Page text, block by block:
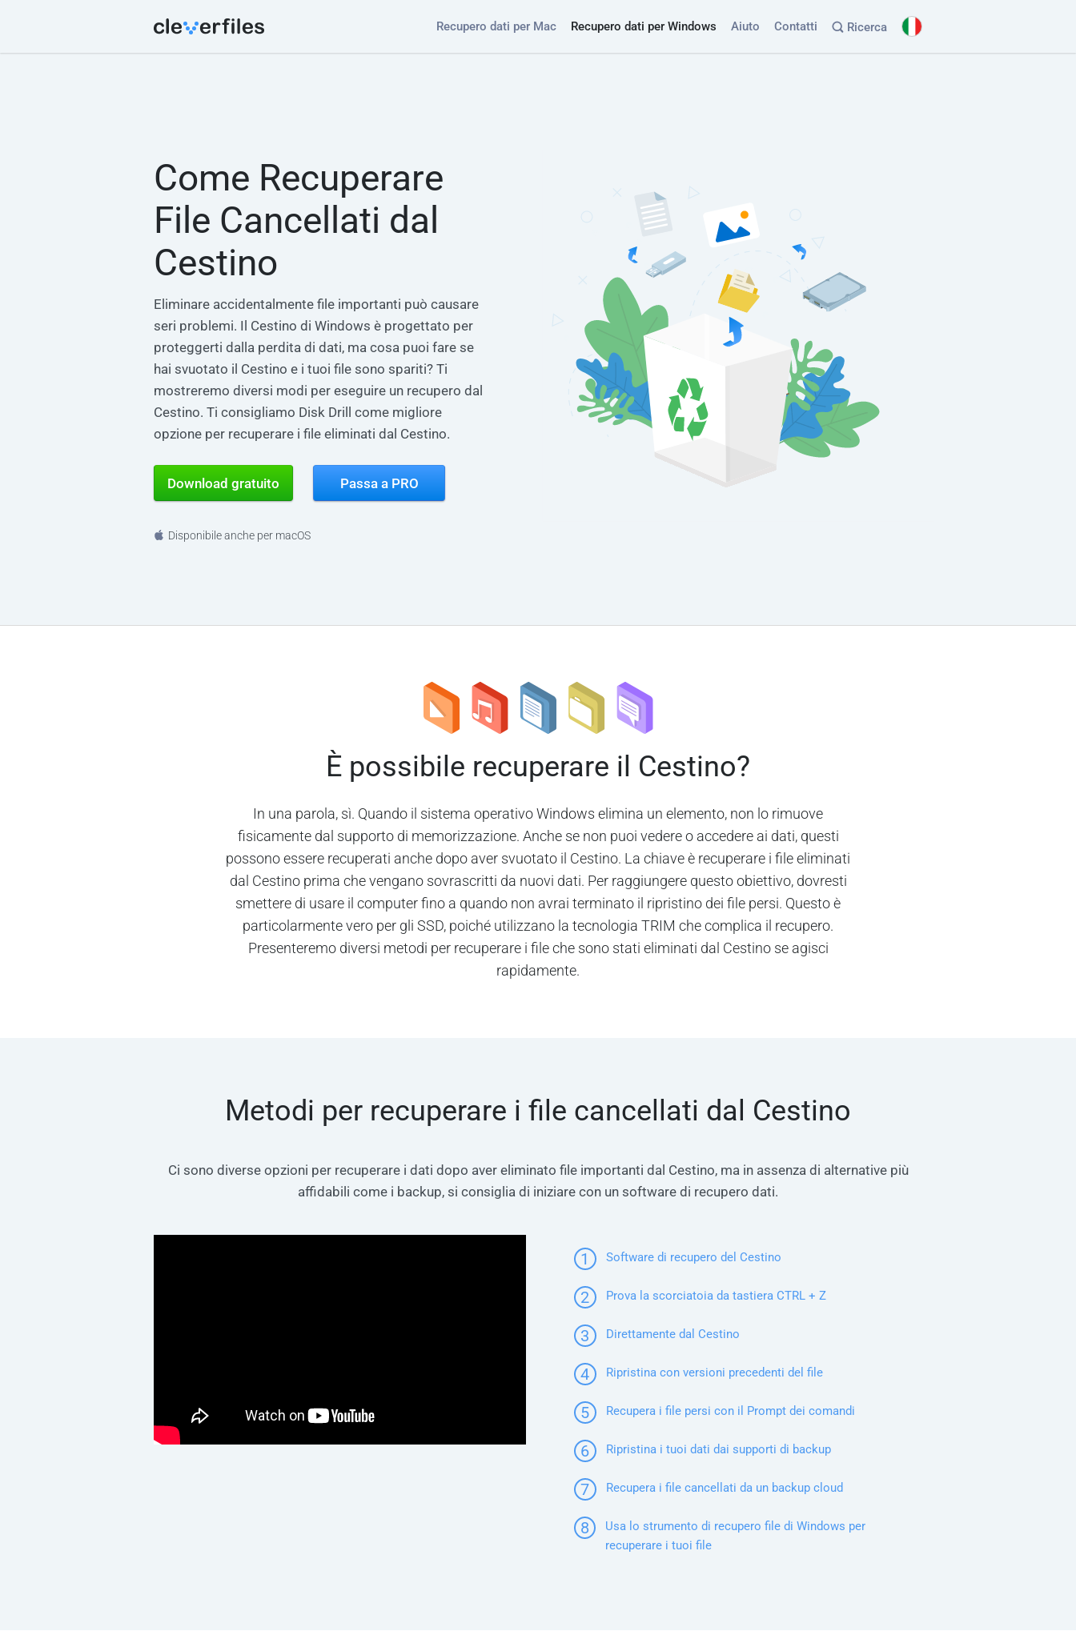
Recupero dati per Mac Recupero dati per Windows Aiuto Contatti Ricerca
Come Recuperare
File Cancellati dal
Cestino
Eliminare accidentalmente file importanti può causare
seri problemi. Il Cestino di Windows è progettato per
proteggerti dalla perdita di dati, ma cosa puoi fare se
hai svuotato il Cestino e i tuoi file sono spariti? Ti
mostreremo diversi modi per eseguire un recupero dal
Cestino. Ti consigliamo Disk Drill come migliore
opzione per recuperare i file eliminati dal Cestino.
Download gratuito Passa a PRO
Disponibile anche per macOS
È possibile recuperare il Cestino?
In una parola, sì. Quando il sistema operativo Windows elimina un elemento, non lo rimuove
fisicamente dal supporto di memorizzazione. Anche se non puoi vedere o accedere ai dati, questi
possono essere recuperati anche dopo aver svuotato il Cestino. La chiave è recuperare i file eliminati
dal Cestino prima che vengano sovrascritti da nuovi dati. Per raggiungere questo obiettivo, dovresti
smettere di usare il computer fino a quando non avrai terminato il ripristino dei file persi. Questo è
particolarmente vero per gli SSD, poiché utilizzano la tecnologia TRIM che complica il recupero.
Presenteremo diversi metodi per recuperare i file che sono stati eliminati dal Cestino se agisci
rapidamente.
Metodi per recuperare i file cancellati dal Cestino
Ci sono diverse opzioni per recuperare i dati dopo aver eliminato file importanti dal Cestino, ma in assenza di alternative più
affidabili come i backup, si consiglia di iniziare con un software di recupero dati.
1 Software di recupero del Cestino
2 Prova la scorciatoia da tastiera CTRL + Z
3 Direttamente dal Cestino
4 Ripristina con versioni precedenti del file
5 Recupera i file persi con il Prompt dei comandi
6 Ripristina i tuoi dati dai supporti di backup
7 Recupera i file cancellati da un backup cloud
8
Usa lo strumento di recupero file di Windows per
recuperare i tuoi file